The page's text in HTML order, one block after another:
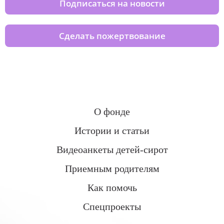
Подписаться на новости
Сделать пожертвование
О фонде
Истории и статьи
Видеоанкеты детей-сирот
Приемным родителям
Как помочь
Спецпроекты